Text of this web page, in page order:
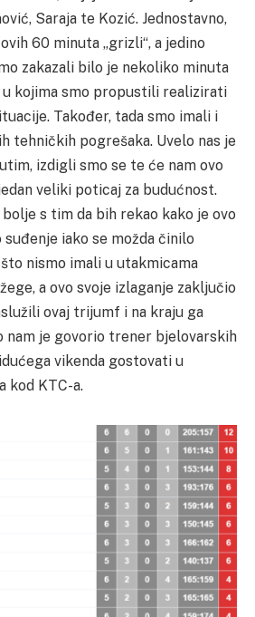
Saraja te Kozić. Jednostavno,
60 minuta „grizli“, a jedino
zakazali bilo je nekoliko minuta
kojima smo propustili realizirati
Također, tada smo imali i
tehničkih pogrešaka. Uvelo nas je
izdigli smo se te će nam ovo
veliki poticaj za budućnost.
bolje s tim da bih rekao kako je ovo
iako se možda činilo
nismo imali u utakmicama
a ovo svoje izlaganje zaključio
ovaj trijumf i na kraju ga
nam je govorio trener bjelovarskih
vikenda gostovati u
kod KTC-a.